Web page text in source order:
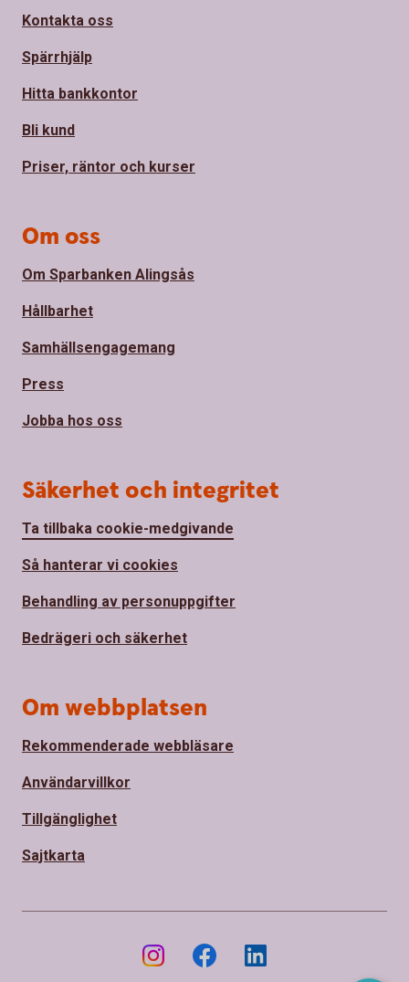
Kontakta oss
Spärrhjälp
Hitta bankkontor
Bli kund
Priser, räntor och kurser
Om oss
Om Sparbanken Alingsås
Hållbarhet
Samhällsengagemang
Press
Jobba hos oss
Säkerhet och integritet
Ta tillbaka cookie-medgivande
Så hanterar vi cookies
Behandling av personuppgifter
Bedrägeri och säkerhet
Om webbplatsen
Rekommenderade webbläsare
Användarvillkor
Tillgänglighet
Sajtkarta